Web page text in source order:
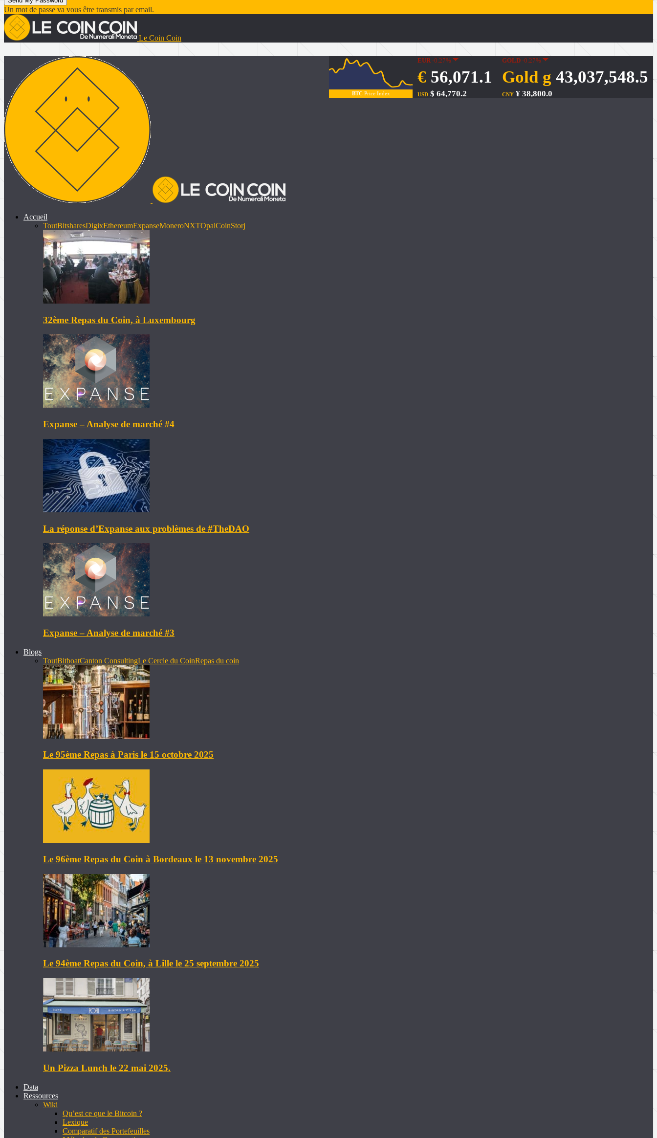
Un mot de passe va vous être transmis par email.
Le Coin Coin
BTCPrice Index
EUR-0.27%
€ 56,071.1
USD $ 64,770.2
GOLD -0.27%
Gold g 43,037,548.5
CNY ¥ 38,800.0
Accueil
ToutBitsharesDigixEthereumExpanseMoneroNXTOpalCoinStorj
32ème Repas du Coin, à Luxembourg
Expanse – Analyse de marché #4
La réponse d’Expanse aux problèmes de #TheDAO
Expanse – Analyse de marché #3
Blogs
ToutBitboatCanton ConsultingLe Cercle du CoinRepas du coin
Le 95ème Repas à Paris le 15 octobre 2025
Le 96ème Repas du Coin à Bordeaux le 13 novembre 2025
Le 94ème Repas du Coin, à Lille le 25 septembre 2025
Un Pizza Lunch le 22 mai 2025.
Data
Ressources
Wiki
Qu’est ce que le Bitcoin ?
Lexique
Comparatif des Portefeuilles